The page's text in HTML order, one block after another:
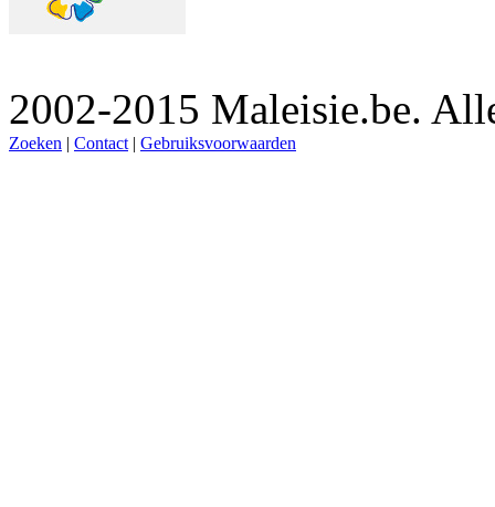
2002-2015 Maleisie.be.
Zoeken | Contact | Gebruiksvoorwaarden